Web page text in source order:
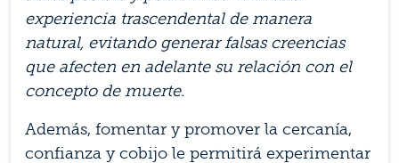
experiencia trascendental de manera
natural, evitando generar falsas creencias
que afecten en adelante su relación con el
concepto de muerte.
Además, fomentar y promover la cercanía,
confianza y cobijo le permitirá experimentar